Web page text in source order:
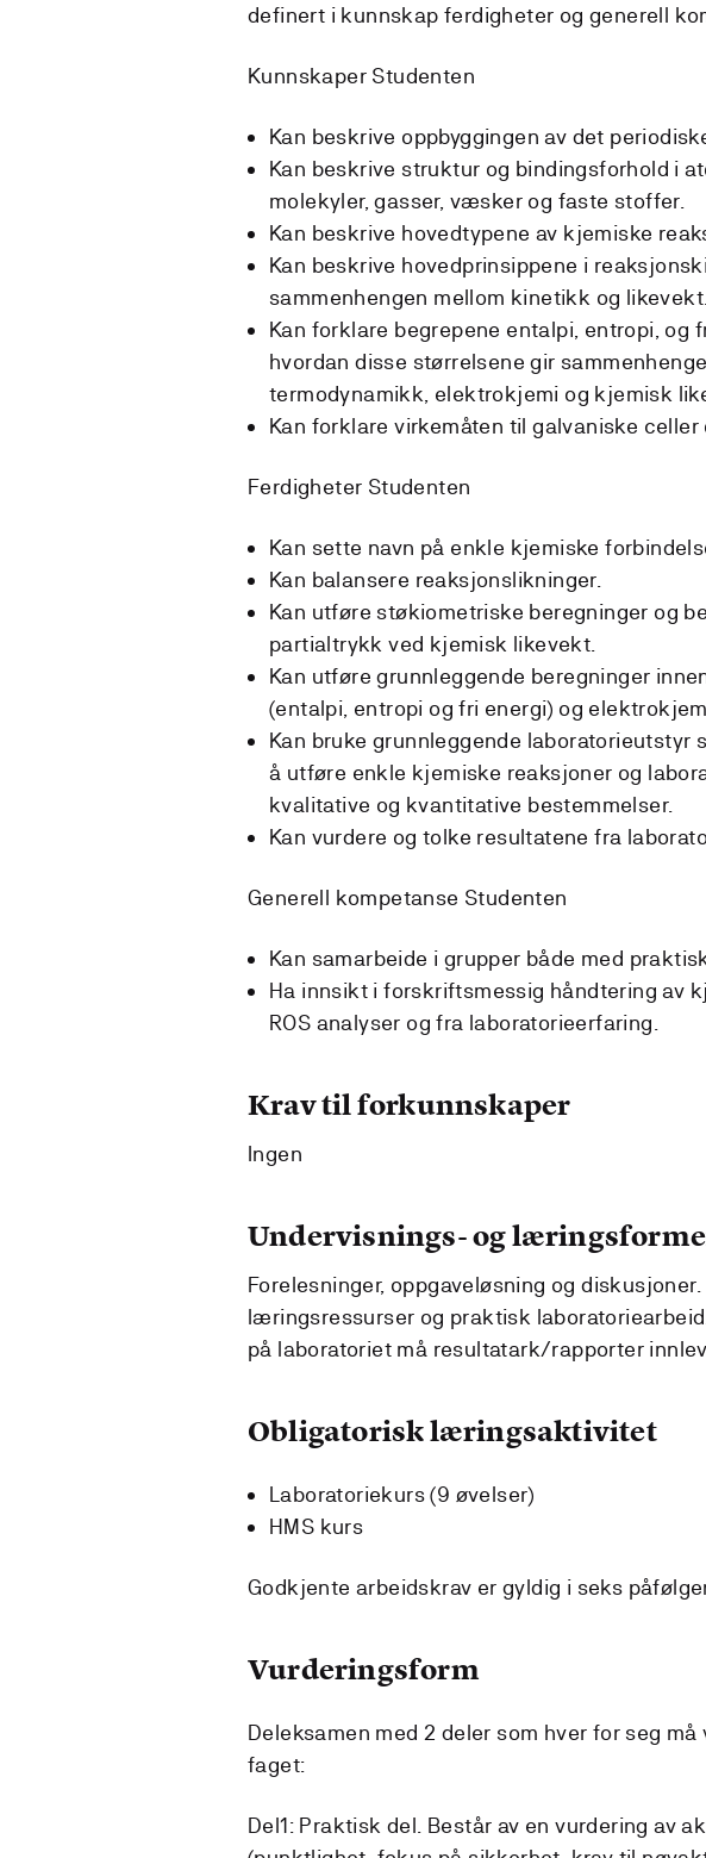
definert i kunnskap ferdigheter og generell
Kunnskaper Studenten
Kan beskrive oppbyggingen av det
Kan beskrive struktur og bindingsforhold i
molekyler, gasser, væsker og faste stoffer.
Kan beskrive hovedtypene av kjemiske
Kan beskrive hovedprinsippene i
sammenhengen mellom kinetikk og likevekt.
Kan forklare begrepene entalpi, entropi, og
hvordan disse størrelsene gir
termodynamikk, elektrokjemi og kjemisk
Kan forklare virkemåten til galvaniske celler
Ferdigheter Studenten
Kan sette navn på enkle kjemiske
Kan balansere reaksjonslikninger.
Kan utføre støkiometriske beregninger og
partialtrykk ved kjemisk likevekt.
Kan utføre grunnleggende beregninger
(entalpi, entropi og fri energi) og
Kan bruke grunnleggende laboratorieutstyr
å utføre enkle kjemiske reaksjoner og
kvalitative og kvantitative bestemmelser.
Kan vurdere og tolke resultatene fra
Generell kompetanse Studenten
Kan samarbeide i grupper både med
Ha innsikt i forskriftsmessig håndtering av
ROS analyser og fra laboratorieerfaring.
Krav til forkunnskaper
Ingen
Undervisnings- og
Forelesninger, oppgaveløsning og
læringsressurser og praktisk
på laboratoriet må resultatark/rapporter
Obligatorisk læringsaktivitet
Laboratoriekurs (9 øvelser)
HMS kurs
Godkjente arbeidskrav er gyldig i seks
Vurderingsform
Deleksamen med 2 deler som hver for seg
faget:
Del1: Praktisk del. Består av en vurdering av